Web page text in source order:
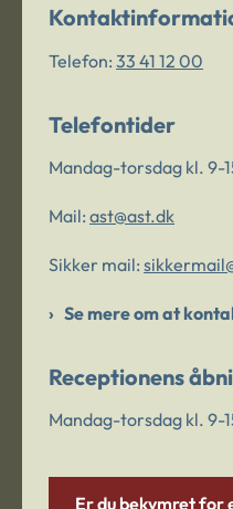
Telefon: 33 41 12 00
Telefontider
Mandag-torsdag kl. 9-
Mail: ast@ast.dk
Sikker mail:
Se mere om at
Receptionens
Mandag-torsdag kl. 9-
Er du bekymret for